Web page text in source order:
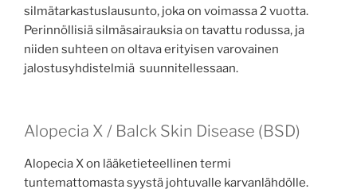
silmätarkastuslausunto, joka on voimassa 2 vuotta.
Perinnöllisiä silmäsairauksia on tavattu rodussa, ja
niiden suhteen on oltava erityisen varovainen
jalostusyhdistelmiä suunnitellessaan.
Alopecia X / Balck Skin Disease (BSD)
Alopecia X on lääketieteellinen termi
tuntemattomasta syystä johtuvalle karvanlähdölle.